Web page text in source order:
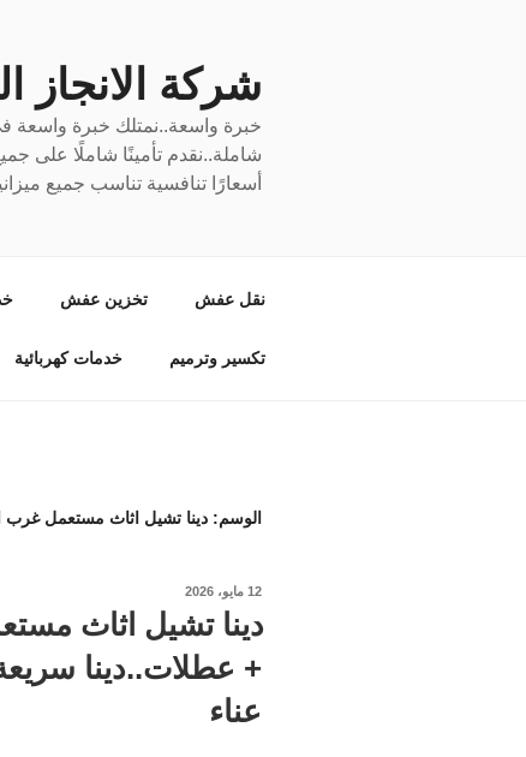
شركة الانجاز
خبرة واسعة..نمتلك خبرة واسعة
شاملة..نقدم تأمينًا شاملًا على
أسعارًا تنافسية تناسب جميع
نقل عفش تخزين عفش
تكسير وترميم خدمات كهربائية
الوسم: دينا تشيل اثاث مستعمل غرب
نُشر
12 مايو، 2026
+ عطلات..دينا
عناء